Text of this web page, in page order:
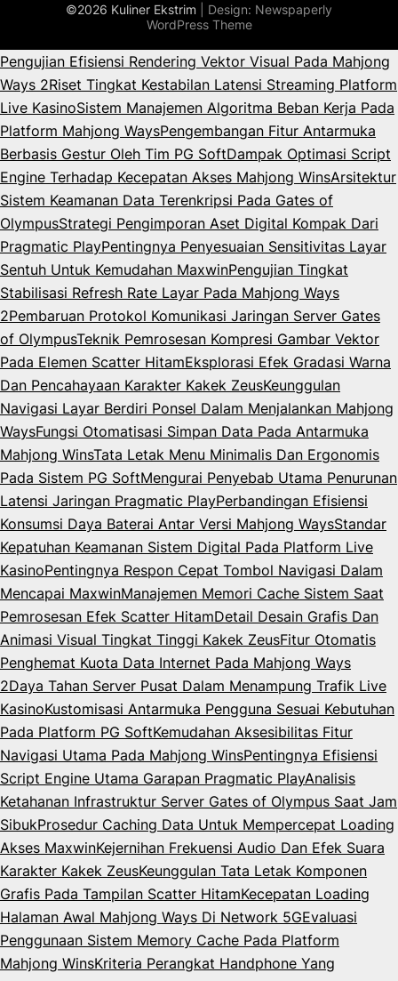
©2026 Kuliner Ekstrim | Design: Newspaperly
WordPress Theme
Pengujian Efisiensi Rendering Vektor Visual Pada Mahjong
Ways 2Riset Tingkat Kestabilan Latensi Streaming Platform
Live KasinoSistem Manajemen Algoritma Beban Kerja Pada
Platform Mahjong WaysPengembangan Fitur Antarmuka
Berbasis Gestur Oleh Tim PG SoftDampak Optimasi Script
Engine Terhadap Kecepatan Akses Mahjong WinsArsitektur
Sistem Keamanan Data Terenkripsi Pada Gates of
OlympusStrategi Pengimporan Aset Digital Kompak Dari
Pragmatic PlayPentingnya Penyesuaian Sensitivitas Layar
Sentuh Untuk Kemudahan MaxwinPengujian Tingkat
Stabilisasi Refresh Rate Layar Pada Mahjong Ways
2Pembaruan Protokol Komunikasi Jaringan Server Gates
of OlympusTeknik Pemrosesan Kompresi Gambar Vektor
Pada Elemen Scatter HitamEksplorasi Efek Gradasi Warna
Dan Pencahayaan Karakter Kakek ZeusKeunggulan
Navigasi Layar Berdiri Ponsel Dalam Menjalankan Mahjong
WaysFungsi Otomatisasi Simpan Data Pada Antarmuka
Mahjong WinsTata Letak Menu Minimalis Dan Ergonomis
Pada Sistem PG SoftMengurai Penyebab Utama Penurunan
Latensi Jaringan Pragmatic PlayPerbandingan Efisiensi
Konsumsi Daya Baterai Antar Versi Mahjong WaysStandar
Kepatuhan Keamanan Sistem Digital Pada Platform Live
KasinoPentingnya Respon Cepat Tombol Navigasi Dalam
Mencapai MaxwinManajemen Memori Cache Sistem Saat
Pemrosesan Efek Scatter HitamDetail Desain Grafis Dan
Animasi Visual Tingkat Tinggi Kakek ZeusFitur Otomatis
Penghemat Kuota Data Internet Pada Mahjong Ways
2Daya Tahan Server Pusat Dalam Menampung Trafik Live
KasinoKustomisasi Antarmuka Pengguna Sesuai Kebutuhan
Pada Platform PG SoftKemudahan Aksesibilitas Fitur
Navigasi Utama Pada Mahjong WinsPentingnya Efisiensi
Script Engine Utama Garapan Pragmatic PlayAnalisis
Ketahanan Infrastruktur Server Gates of Olympus Saat Jam
SibukProsedur Caching Data Untuk Mempercepat Loading
Akses MaxwinKejernihan Frekuensi Audio Dan Efek Suara
Karakter Kakek ZeusKeunggulan Tata Letak Komponen
Grafis Pada Tampilan Scatter HitamKecepatan Loading
Halaman Awal Mahjong Ways Di Network 5GEvaluasi
Penggunaan Sistem Memory Cache Pada Platform
Mahjong WinsKriteria Perangkat Handphone Yang